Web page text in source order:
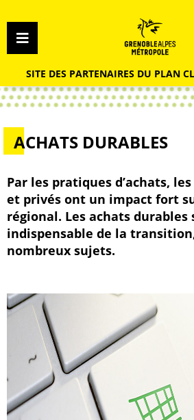
Menu
SITE DES PARTENAIRES DU PLAN
ACHATS DURABLES
Par les pratiques d’achats,
et privés ont un impact fort
régional. Les achats
indispensable de la
nombreux sujets.